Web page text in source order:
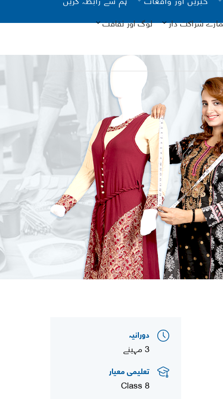
لائن
شراکت دار
یونیسیف
لوگ اور ثقافت
دورانیہ
3 مہینے
تعلیمی معیار
Class 8